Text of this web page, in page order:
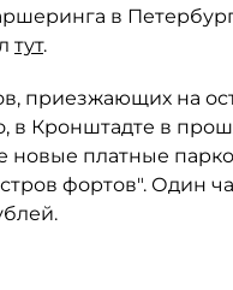
в
тут.
приезжающих на
в Кронштадте в
новые платные
фортов". Один